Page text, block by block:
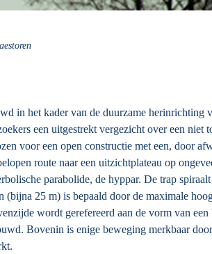
in het kader van de duurzame herinrichting
een uitgestrekt vergezicht over een
voor een open constructie met een, door
route naar een uitzichtplateau op
parabolide, de hyppar. De trap
(bijna 25 m) is bepaald door de maximale
wordt gerefereerd aan de vorm van
Bovenin is enige beweging merkbaar